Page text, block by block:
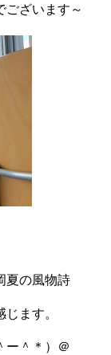
ございます～
夏の風物詩
ます。
ー＾＊）＠